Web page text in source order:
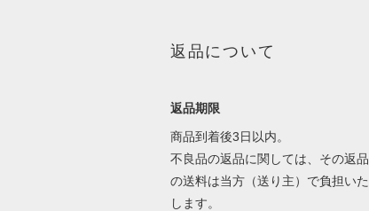
返品について
返品期限
商品到着後3日以内。
不良品の返品に関しては、その返品
の送料は当方（送り主）で負担いた
します。